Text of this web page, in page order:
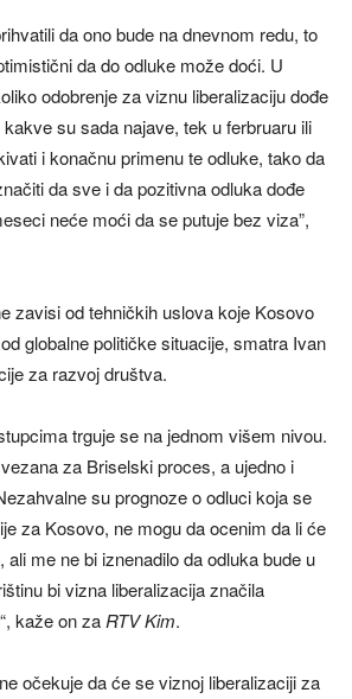
da ono bude na dnevnom redu, to
da do odluke može doći. U
odobrenje za viznu liberalizaciju dođe
su sada najave, tek u ferbruaru ili
i konačnu primenu te odluke, tako da
da sve i da pozitivna odluka dođe
neće moći da se putuje bez viza”,
zavisi od tehničkih uslova koje Kosovo
globalne političke situacije, smatra Ivan
za razvoj društva.
trguje se na jednom višem nivou.
za Briselski proces, a ujedno i
su prognoze o odluci koja se
za Kosovo, ne mogu da ocenim da li će
me ne bi iznenadilo da odluka bude u
bi vizna liberalizacija značila
kaže on za RTV Kim.
očekuje da će se viznoj liberalizaciji za